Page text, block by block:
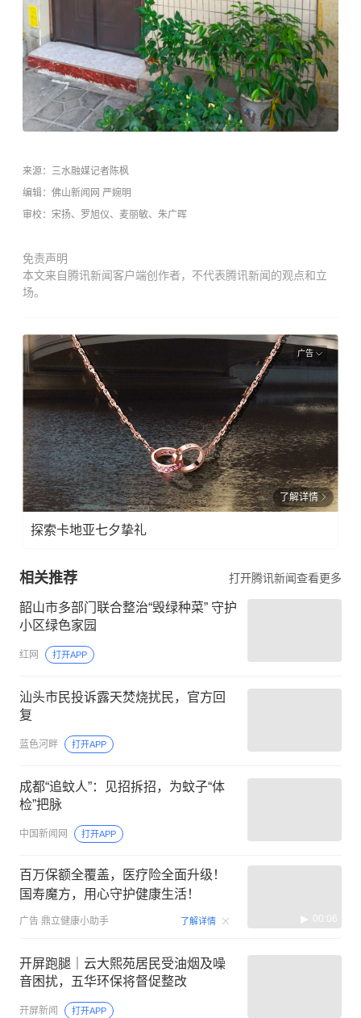
来源： 三水融媒记者陈枫
编辑：佛山新闻网 严婉明
审校：宋扬、 罗旭仪、麦丽敏、朱广晖
免责声明
本文来自腾讯新闻客户端创作者，不代表腾讯新闻的观点和立
场。
广告
了解详情
探索卡地亚七夕挚礼
相关推荐 打开腾讯新闻查看更多
韶山市多部门联合整治“毁绿种菜” 守护
小区绿色家园
红网 打开APP
汕头市民投诉露天焚烧扰民，官方回
复
蓝色河畔 打开APP
成都“追蚊人”：见招拆招，为蚊子“体
检”把脉
中国新闻网 打开APP
百万保额全覆盖，医疗险全面升级！
国寿魔方，用心守护健康生活！
广告 鼎立健康小助手 了解详情 00:06
开屏跑腿｜云大熙苑居民受油烟及噪
音困扰，五华环保将督促整改
开屏新闻 打开APP